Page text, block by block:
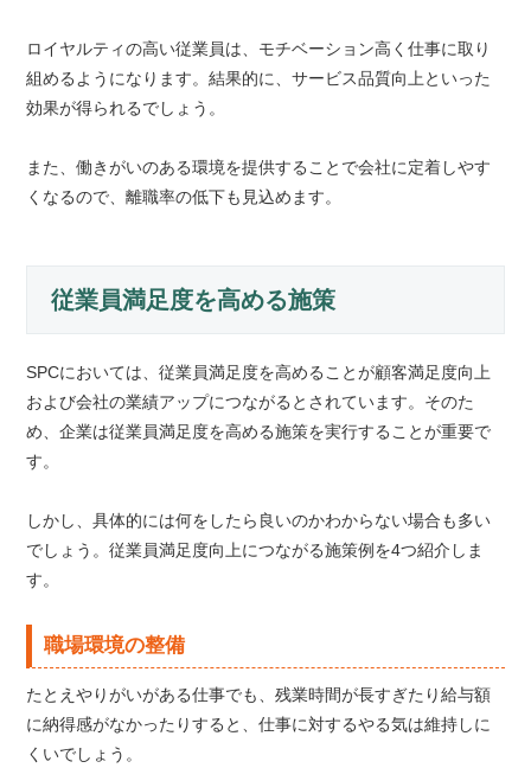
ロイヤルティの高い従業員は、モチベーション高く仕事に取り
組めるようになります。結果的に、サービス品質向上といった
効果が得られるでしょう。
また、働きがいのある環境を提供することで会社に定着しやす
くなるので、離職率の低下も見込めます。
従業員満足度を高める施策
SPCにおいては、従業員満足度を高めることが顧客満足度向上
および会社の業績アップにつながるとされています。そのた
め、企業は従業員満足度を高める施策を実行することが重要で
す。
しかし、具体的には何をしたら良いのかわからない場合も多い
でしょう。従業員満足度向上につながる施策例を4つ紹介しま
す。
職場環境の整備
たとえやりがいがある仕事でも、残業時間が長すぎたり給与額
に納得感がなかったりすると、仕事に対するやる気は維持しに
くいでしょう。